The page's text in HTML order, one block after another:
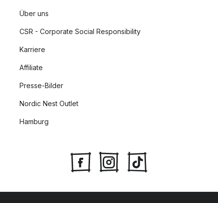
Über uns
CSR - Corporate Social Responsibility
Karriere
Affiliate
Presse-Bilder
Nordic Nest Outlet
Hamburg